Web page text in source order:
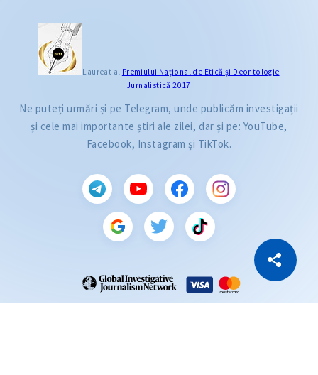
Copiază Link
Laureat al Premiului Naţional de Etică și Deontologie
Jurnalistică 2017
Ne puteți urmări și pe Telegram, unde publicăm investigații
și cele mai importante știri ale zilei, dar și pe: YouTube,
Facebook, Instagram și TikTok.